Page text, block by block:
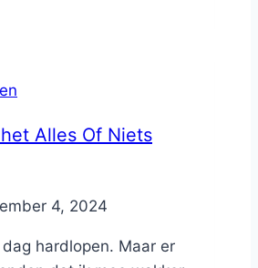
Alles Of Niets
4, 2024
hardlopen. Maar er